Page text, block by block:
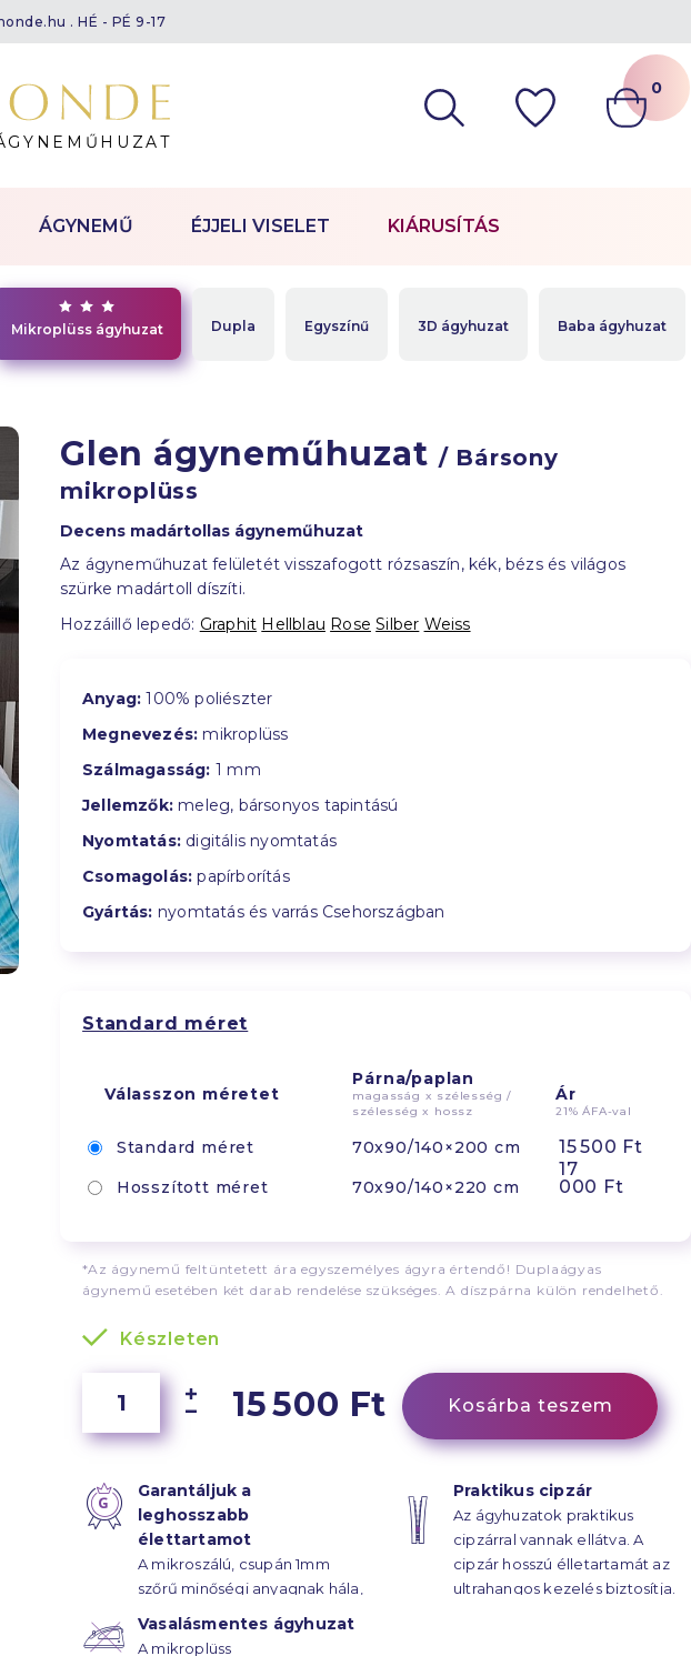
. HÉ - PÉ 9-17
0
Mikroplüss ágyhuzat Dupla Egyszínű 3D ágyhuzat Baba ágyhuzat
ÁGYNEMŰ ÉJJELI VISELET KIÁRUSÍTÁS
Glen ágyneműhuzat / Bársony
mikroplüss
Decens madártollas ágyneműhuzat
Az ágyneműhuzat felületét visszafogott rózsaszín, kék, bézs és világos
szürke madártoll díszíti.
Hozzáillő lepedő: Graphit Hellblau Rose Silber Weiss
Anyag: 100% poliészter
Megnevezés: mikroplüss
Szálmagasság: 1 mm
Jellemzők: meleg, bársonyos tapintású
Nyomtatás: digitális nyomtatás
Csomagolás: papírborítás
Gyártás: nyomtatás és varrás Csehországban
Standard méret
Válasszon méretet
Párna/paplan
magasság x szélesség /
szélesség x hossz
Ár
21% ÁFA-val
Standard méret 70x90/140×200 cm 15 500 Ft
Hosszított méret 70x90/140×220 cm
17
000 Ft
*Az ágynemű feltüntetett ára egyszemélyes ágyra értendő! Duplaágyas
ágynemű esetében két darab rendelése szükséges. A díszpárna külön rendelhető.
Készleten
15 500 Ft Kosárba teszem
Garantáljuk a
leghosszabb
élettartamot
A mikroszálú, csupán 1mm
szőrű minőségi anyagnak hála,
évtizedekre húzódik.
Praktikus cipzár
Az ágyhuzatok praktikus
cipzárral vannak ellátva. A
cipzár hosszú élletartamát az
ultrahangos kezelés biztosítja.
Vasalásmentes ágyhuzat
A mikroplüss